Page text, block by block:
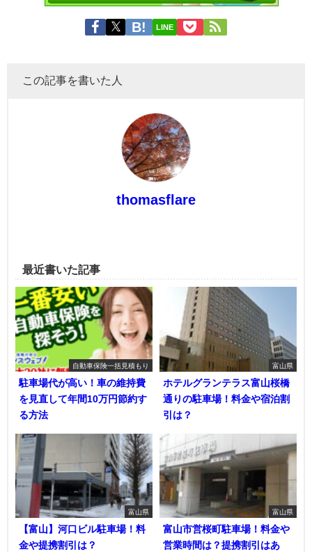
LINE
この記事を書いた人
thomasflare
最近書いた記事
自動車保険一括見積もり
駐車場代が高い！車の維持費
を見直して年間10万円節約す
る方法
富山県
ホテルグランテラス富山桜橋
通りの駐車場！料金や宿泊割
引は？
富山県
【富山】河口ビル駐車場！料
金や提携割引は？
富山県
富山市営桜町駐車場！料金や
営業時間は？提携割引はあ